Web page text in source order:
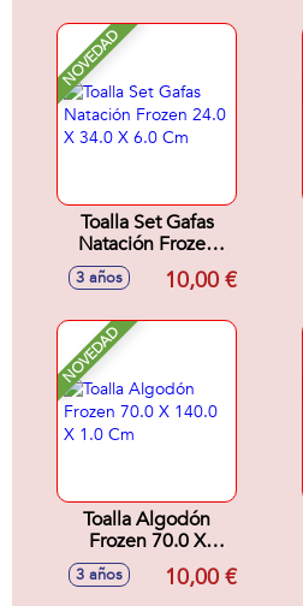
NOVEDAD
Toalla Set Gafas
Natación Frozen
24.0 X 34.0 X 6.0
3 años 10,00 €
NOVEDAD
Toalla Algodón
Frozen 70.0 X
140.0 X 1.0 Cm
3 años 10,00 €